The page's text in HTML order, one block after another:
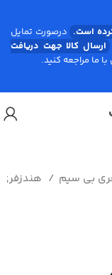
است. درصورت تمایل
ارسال کالا جهت دریافت
ما مراجعه کنید.